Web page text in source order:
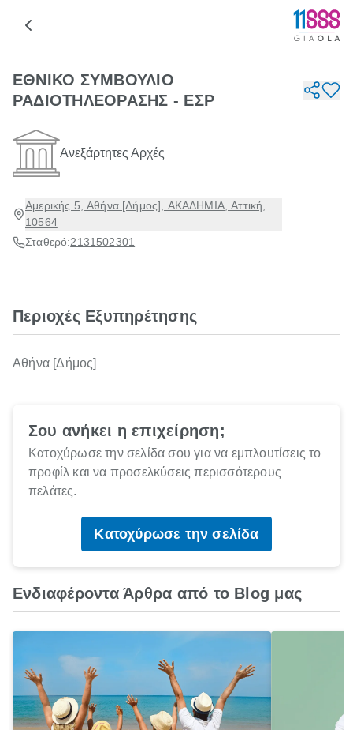
ΕΘΝΙΚΟ ΣΥΜΒΟΥΛΙΟ
ΡΑΔΙΟΤΗΛΕΟΡΑΣΗΣ - ΕΣΡ
Ανεξάρτητες Αρχές
Αμερικής 5, Αθήνα [Δήμος], ΑΚΑΔΗΜΙΑ, Αττική,
10564
Σταθερό:2131502301
Περιοχές Εξυπηρέτησης
Αθήνα [Δήμος]
Σου ανήκει η επιχείρηση;
Κατοχύρωσε την σελίδα σου για να εμπλουτίσεις το
προφίλ και να προσελκύσεις περισσότερους
πελάτες.
Κατοχύρωσε την σελίδα
Ενδιαφέροντα Άρθρα από το Blog μας